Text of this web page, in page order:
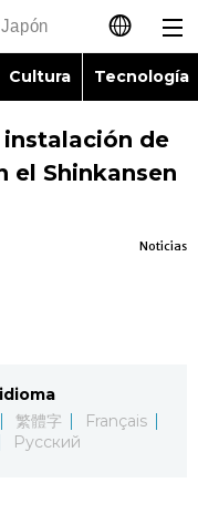
日本語
English
Русский
Cultura Tecnología
de
el Shinkansen
Noticias
繁體字
Français
Русский